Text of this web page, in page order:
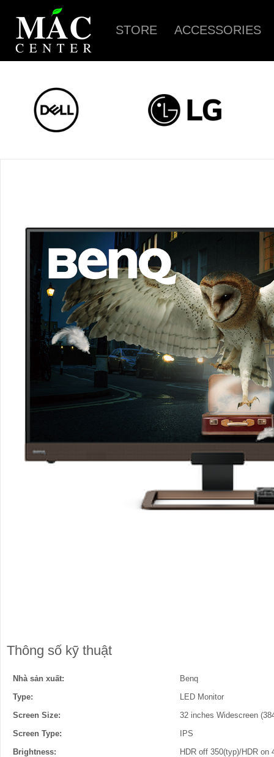
STORE ACCESSORIES
Thông số kỹ thuật
Nhà sản xuất:
Benq
Type:
LED Monitor
Screen Size:
32 inches Widescreen
Screen Type:
IPS
Brightness:
HDR off 350(typ)/HDR on